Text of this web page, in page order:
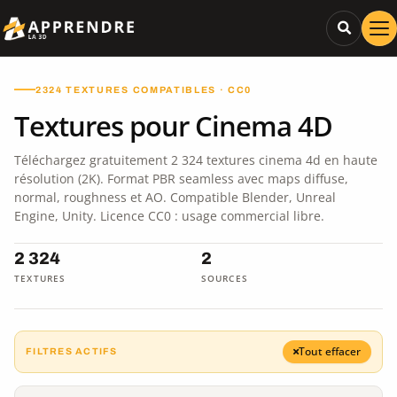
2324 TEXTURES COMPATIBLES · CC0
Textures pour Cinema 4D
Téléchargez gratuitement 2 324 textures cinema 4d en haute
résolution (2K). Format PBR seamless avec maps diffuse,
normal, roughness et AO. Compatible Blender, Unreal
Engine, Unity. Licence CC0 : usage commercial libre.
2 324
TEXTURES
2
SOURCES
FILTRES ACTIFS Tout effacer